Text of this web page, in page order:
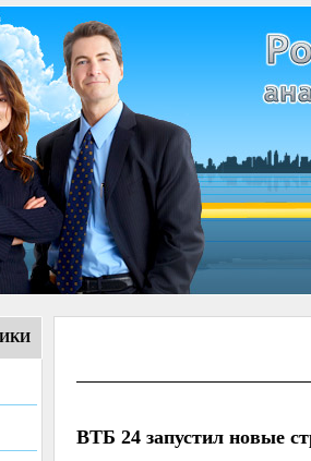
ВТБ 24 запустил новые